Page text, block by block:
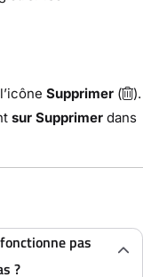
Supprimer (
).
sur Supprimer dans
pas
?